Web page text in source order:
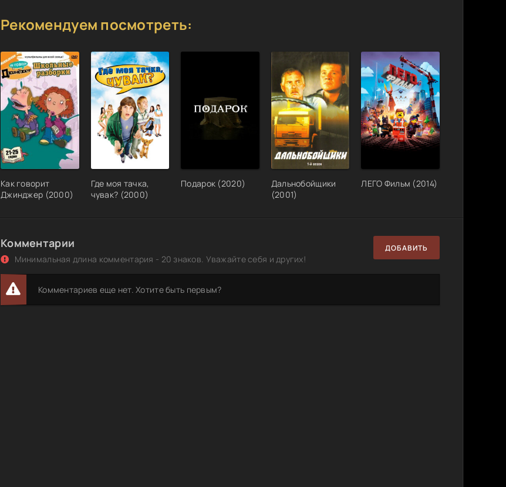
Рекомендуем посмотреть:
Как говорит
Джинджер (2000)
Где моя тачка,
чувак? (2000)
Подарок (2020)
Дальнобойщики
(2001)
ЛЕГО Фильм (2014)
Комментарии
Минимальная длина комментария - 20 знаков. Уважайте себя и других!
ДОБАВИТЬ
Комментариев еще нет. Хотите быть первым?